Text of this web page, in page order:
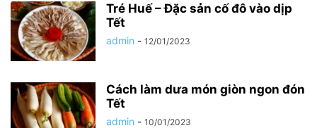
Tré Huế – Đặc sản cố đô vào dịp
Tết
admin - 12/01/2023
Cách làm dưa món giòn ngon đón
Tết
admin - 10/01/2023